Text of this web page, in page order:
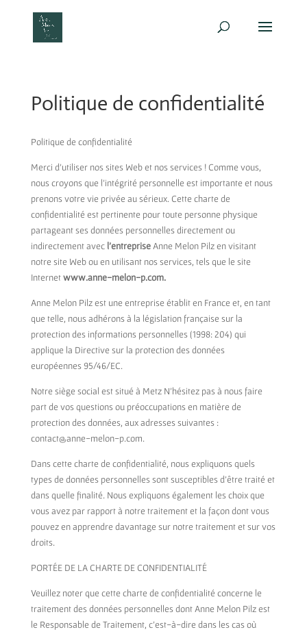
Politique de confidentialité
Politique de confidentialité
Merci d’utiliser nos sites Web et nos services ! Comme vous,
nous croyons que l’intégrité personnelle est importante et nous
prenons votre vie privée au sérieux. Cette charte de
confidentialité est pertinente pour toute personne physique
partageant ses données personnelles directement ou
indirectement avecl’entreprise Anne Melon Pilz en visitant
notre site Web ou en utilisant nos services, tels que le site
Internetwww.anne-melon-p.com.
Anne Melon Pilz est une entreprise établit en France et, en tant
que telle, nous adhérons à la législation française sur la
protection des informations personnelles (1998: 204) qui
applique la Directive sur la protection des données
européennes 95/46/EC.
Notre siège social est situé à Metz N’hésitez pas à nous faire
part de vos questions ou préoccupations en matière de
protection des données, aux adresses suivantes :
contact@anne-melon-p.com.
Dans cette charte de confidentialité, nous expliquons quels
types de données personnelles sont susceptibles d’être traité et
dans quelle finalité. Nous expliquons également les choix que
vous avez par rapport à notre traitement et la façon dont vous
pouvez en apprendre davantage sur notre traitement et sur vos
droits.
PORTÉE DE LA CHARTE DE CONFIDENTIALITÉ
Veuillez noter que cette charte de confidentialité concerne le
traitement des données personnelles dont Anne Melon Pilz est
le Responsable de Traitement, c’est-à-dire dans les cas où